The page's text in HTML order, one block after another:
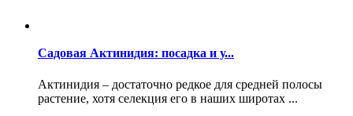
Садовая Актинидия: посадка и у...
Актинидия – достаточно редкое для средней полосы
растение, хотя селекция его в наших широтах ...